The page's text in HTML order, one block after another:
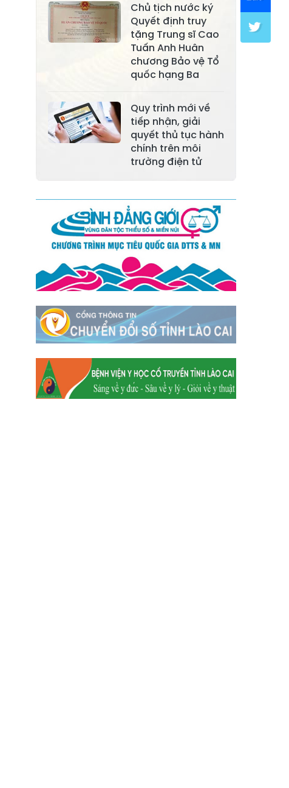
Xã Yên Thành
Xã Thác Bà
Xã Yên Bình
Xã Bảo Ái
Xã Hưng
Khánh
Xã Lương
Thịnh
Xã Việt Hồng
Xã Quy Mông
Xã Cốc San
Xã Hợp Thành
Xã Phong Hải
Quang
Xã Tằng Loỏng
Xã Gia Phú
Xã Mường
Hum
Xã Y Tý
Xã A Mú Sung
Xã Trịnh Tường
Xã Nậm Chày
Xã Bản Xèo
Xã Bát Xát
Xã Võ Lao
Xã Khánh Yên
Xã Văn Bàn
Xã Dương Quỳ
Chủ tịch nước ký
Quyết định truy
tặng Trung sĩ Cao
Tuấn Anh Huân
chương Bảo vệ Tổ
quốc hạng Ba
Quy trình mới về
tiếp nhận, giải
quyết thủ tục hành
chính trên môi
trường điện tử